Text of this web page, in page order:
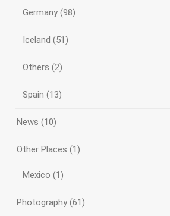
Germany (98)
Iceland (51)
Others (2)
Spain (13)
News (10)
Other Places (1)
Mexico (1)
Photography (61)